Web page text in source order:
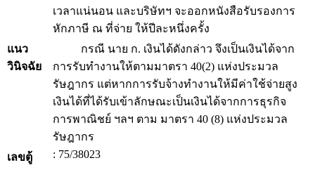
เวลาแน่นอน และบริษัทฯ จะออกหนังสือรับรองการ
หักภาษี ณ ที่จ่าย ให้ปีละหนึ่งครั้ง
แนว
วินิจฉัย
กรณี นาย ก. เงินได้ดังกล่าว จึงเป็นเงินได้จาก
การรับทำงานให้ตามมาตรา 40(2) แห่งประมวล
รัษฎากร แต่หากการรับจ้างทำงานให้มีค่าใช้จ่ายสูง
เงินได้ที่ได้รับเข้าลักษณะเป็นเงินได้จากการธุรกิจ
การพาณิชย์ ฯลฯ ตาม มาตรา 40 (8) แห่งประมวล
รัษฎากร
เลขตู้
: 75/38023